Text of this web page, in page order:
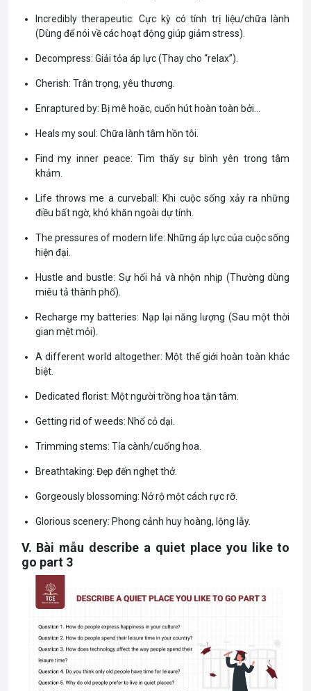
Incredibly therapeutic: Cực kỳ có tính trị liệu/chữa lành
(Dùng để nói về các hoạt động giúp giảm stress).
Decompress: Giải tỏa áp lực (Thay cho “relax”).
Cherish: Trân trọng, yêu thương.
Enraptured by: Bị mê hoặc, cuốn hút hoàn toàn bởi…
Heals my soul: Chữa lành tâm hồn tôi.
Find my inner peace: Tìm thấy sự bình yên trong tâm
khảm.
Life throws me a curveball: Khi cuộc sống xảy ra những
điều bất ngờ, khó khăn ngoài dự tính.
The pressures of modern life: Những áp lực của cuộc sống
hiện đại.
Hustle and bustle: Sự hối hả và nhộn nhịp (Thường dùng
miêu tả thành phố).
Recharge my batteries: Nạp lại năng lượng (Sau một thời
gian mệt mỏi).
A different world altogether: Một thế giới hoàn toàn khác
biệt.
Dedicated florist: Một người trồng hoa tận tâm.
Getting rid of weeds: Nhổ cỏ dại.
Trimming stems: Tỉa cành/cuống hoa.
Breathtaking: Đẹp đến nghẹt thở.
Gorgeously blossoming: Nở rộ một cách rực rỡ.
Glorious scenery: Phong cảnh huy hoàng, lộng lẫy.
V. Bài mẫu describe a quiet place you like to
go part 3